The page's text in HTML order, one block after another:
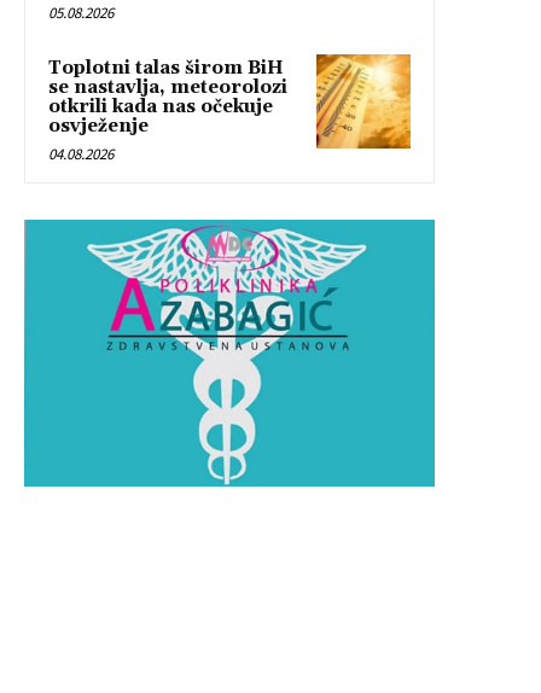
05.08.2026
Toplotni talas širom BiH
se nastavlja, meteorolozi
otkrili kada nas očekuje
osvježenje
04.08.2026